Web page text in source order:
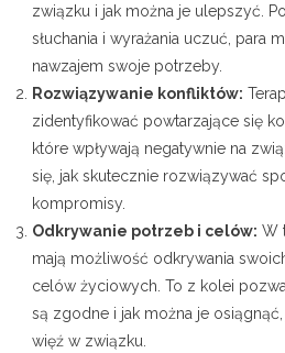
związku i jak można je ulepszyć.
słuchania i wyrażania uczuć, para
nawzajem swoje potrzeby.
Rozwiązywanie konfliktów:
zidentyfikować powtarzające się
które wpływają negatywnie na
się, jak skutecznie rozwiązywać
kompromisy.
Odkrywanie potrzeb i celów: W
mają możliwość odkrywania
celów życiowych. To z kolei
są zgodne i jak można je
więź w związku.